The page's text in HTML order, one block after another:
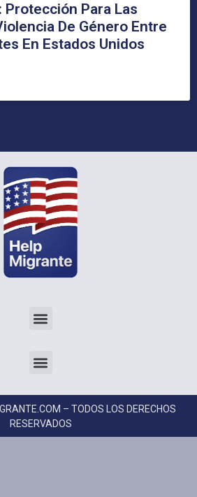
Protección Para Las
De Género Entre
En Estados Unidos
– TODOS LOS DERECHOS
RESERVADOS